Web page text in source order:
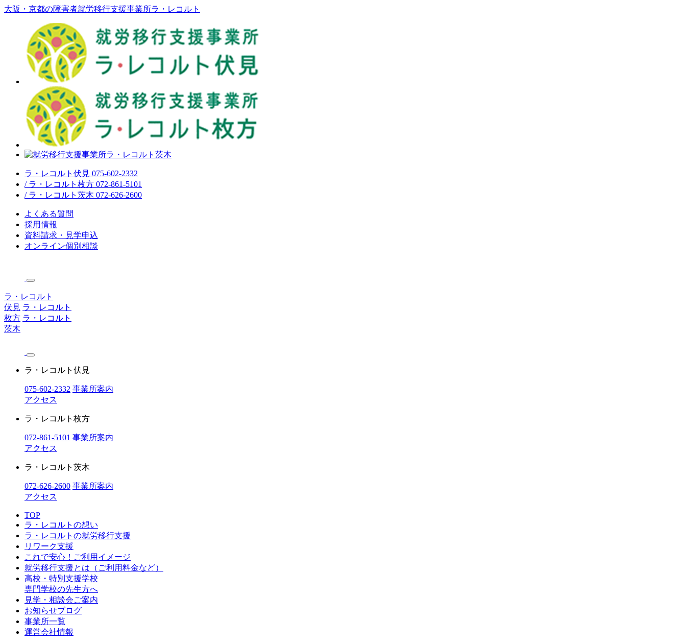
大阪・京都の障害者就労移行支援事業所ラ・レコルト
ラ・レコルト伏見 075-602-2332
/ ラ・レコルト枚方 072-861-5101
/ ラ・レコルト茨木 072-626-2600
よくある質問
採用情報
資料請求・見学申込
オンライン個別相談
ラ・レコルト
伏見 ラ・レコルト
枚方 ラ・レコルト
茨木
ラ・レコルト伏見
075-602-2332 事業所案内
アクセス
ラ・レコルト枚方
072-861-5101 事業所案内
アクセス
ラ・レコルト茨木
072-626-2600 事業所案内
アクセス
TOP
ラ・レコルトの想い
ラ・レコルトの就労移行支援
リワーク支援
これで安心！ご利用イメージ
就労移行支援とは（ご利用料金など）
高校・特別支援学校
専門学校の先生方へ
見学・相談会ご案内
お知らせブログ
事業所一覧
運営会社情報